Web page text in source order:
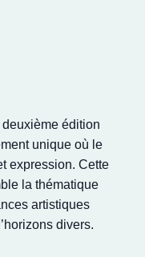
édition
unique où le
expression. Cette
la thématique
artistiques
divers.